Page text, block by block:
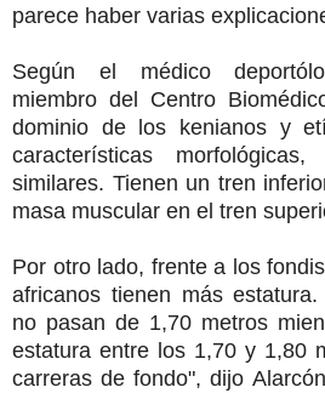
parece haber varias
Según el médico
miembro del Centro
dominio de los kenianos y
características
similares. Tienen un tren
masa muscular en el tren
Por otro lado, frente a los
africanos tienen más
no pasan de 1,70 metros
estatura entre los 1,70 y 1,80
carreras de fondo", dijo